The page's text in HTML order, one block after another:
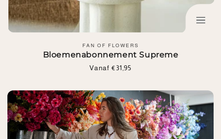
Leverancier:
FAN OF FLOWERS
Bloemenabonnement Supreme
Normale
Vanaf €31,95